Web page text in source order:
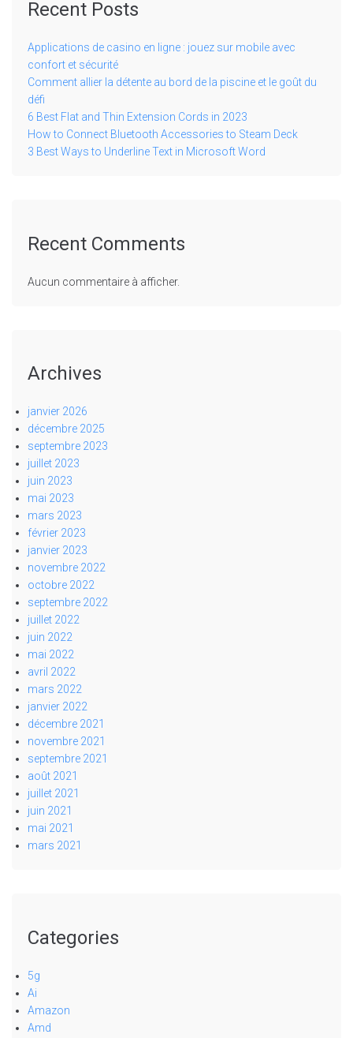
Recent Posts
Applications de casino en ligne : jouez sur mobile avec
confort et sécurité
Comment allier la détente au bord de la piscine et le goût du
défi
6 Best Flat and Thin Extension Cords in 2023
How to Connect Bluetooth Accessories to Steam Deck
3 Best Ways to Underline Text in Microsoft Word
Recent Comments
Aucun commentaire à afficher.
Archives
janvier 2026
décembre 2025
septembre 2023
juillet 2023
juin 2023
mai 2023
mars 2023
février 2023
janvier 2023
novembre 2022
octobre 2022
septembre 2022
juillet 2022
juin 2022
mai 2022
avril 2022
mars 2022
janvier 2022
décembre 2021
novembre 2021
septembre 2021
août 2021
juillet 2021
juin 2021
mai 2021
mars 2021
Categories
5g
Ai
Amazon
Amd